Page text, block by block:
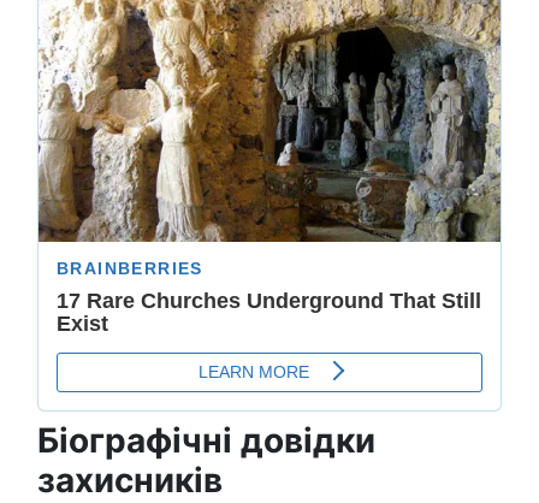
Біографічні довідки
захисників